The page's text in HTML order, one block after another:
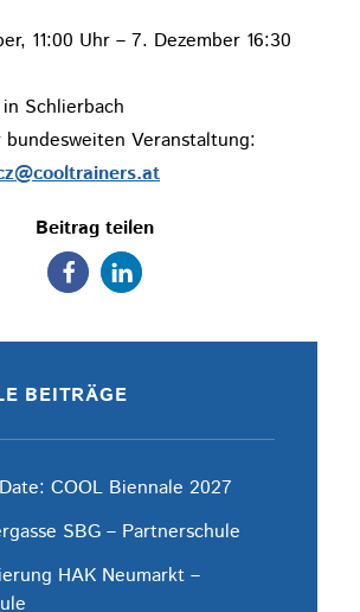
11:00 Uhr – 7. Dezember 16:30
Schlierbach
Veranstaltung:
Beitrag teilen
BEITRÄGE
COOL Biennale 2027
SBG – Partnerschule
HAK Neumarkt –